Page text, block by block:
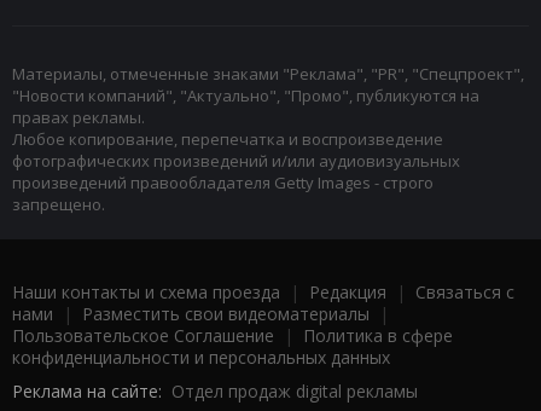
Материалы, отмеченные знаками "Реклама", "PR", "Спецпроект",
"Новости компаний", "Актуально", "Промо", публикуются на
правах рекламы.
Любое копирование, перепечатка и воспроизведение
фотографических произведений и/или аудиовизуальных
произведений правообладателя Getty Images - строго
запрещено.
Наши контакты и схема проезда | Редакция | Связаться с
нами | Разместить свои видеоматериалы |
Пользовательское Соглашение |
Политика в сфере
конфиденциальности и персональных данных
Реклама на сайте: Отдел продаж digital рекламы